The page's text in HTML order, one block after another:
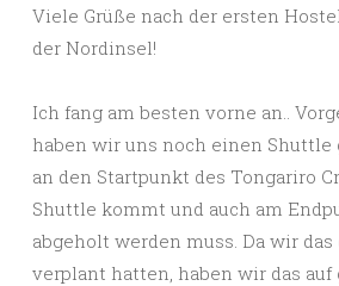
Viele Grüße nach der ersten
der Nordinsel!
Ich fang am besten vorne an..
haben wir uns noch einen Shuttle
an den Startpunkt des Tongariro
Shuttle kommt und auch am
abgeholt werden muss. Da wir
verplant hatten, haben wir das auf